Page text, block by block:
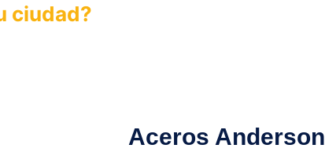
ciudad?
Aceros Anderson